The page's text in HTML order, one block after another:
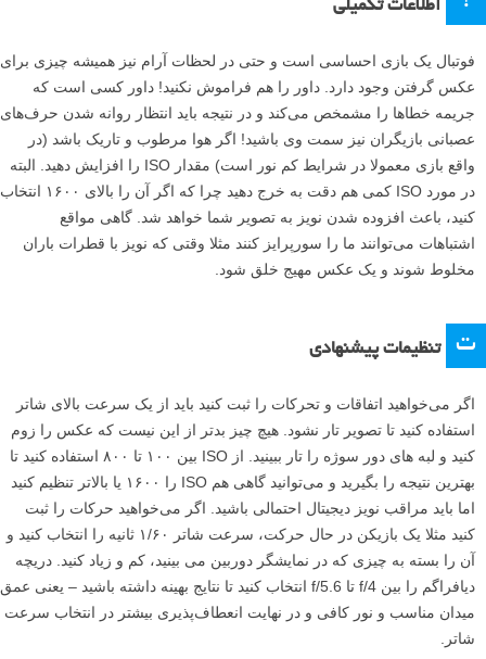
اطلاعات تکمیلی
فوتبال یک بازی احساسی است و حتی در لحظات آرام نیز همیشه چیزی برای
عکس گرفتن وجود دارد. داور را هم فراموش نکنید! داور کسی است که
جریمه خطاها را مشمخص می‌کند و در نتیجه باید انتظار روانه شدن حرف‌های
عصبانی بازیگران نیز سمت وی باشید! اگر هوا مرطوب و تاریک باشد (در
واقع بازی معمولا در شرایط کم نور است) مقدار ISO را افزایش دهید. البته
در مورد ISO کمی هم دقت به خرج دهید چرا که اگر آن را بالای ۱۶۰۰ انتخاب
کنید، باعث افزوده شدن نویز به تصویر شما خواهد شد. گاهی مواقع
اشتباهات می‌توانند ما را سورپرایز کنند مثلا وقتی که نویز با قطرات باران
مخلوط شوند و یک عکس مهیج خلق شود.
ت تنظیمات پیشنهادی
اگر می‌خواهید اتفاقات و تحرکات را ثبت کنید باید از یک سرعت بالای شاتر
استفاده کنید تا تصویر تار نشود. هیچ چیز بدتر از این نیست که عکس را زوم
کنید و لبه های دور سوژه را تار ببینید. از ISO بین ۱۰۰ تا ۸۰۰ استفاده کنید تا
بهترین نتیجه را بگیرید و می‌توانید گاهی هم ISO را ۱۶۰۰ یا بالاتر تنظیم کنید
اما باید مراقب نویز دیجیتال احتمالی باشید. اگر می‌خواهید حرکات را ثبت
کنید مثلا یک بازیکن در حال حرکت، سرعت شاتر ۱/۶۰ ثانیه را انتخاب کنید و
آن را بسته به چیزی که در نمایشگر دوربین می بینید، کم و زیاد کنید. دریچه
دیافراگم را بین f/4 تا f/5.6 انتخاب کنید تا نتایج بهینه داشته باشید – یعنی عمق
میدان مناسب و نور کافی و در نهایت انعطاف‌پذیری بیشتر در انتخاب سرعت
شاتر.